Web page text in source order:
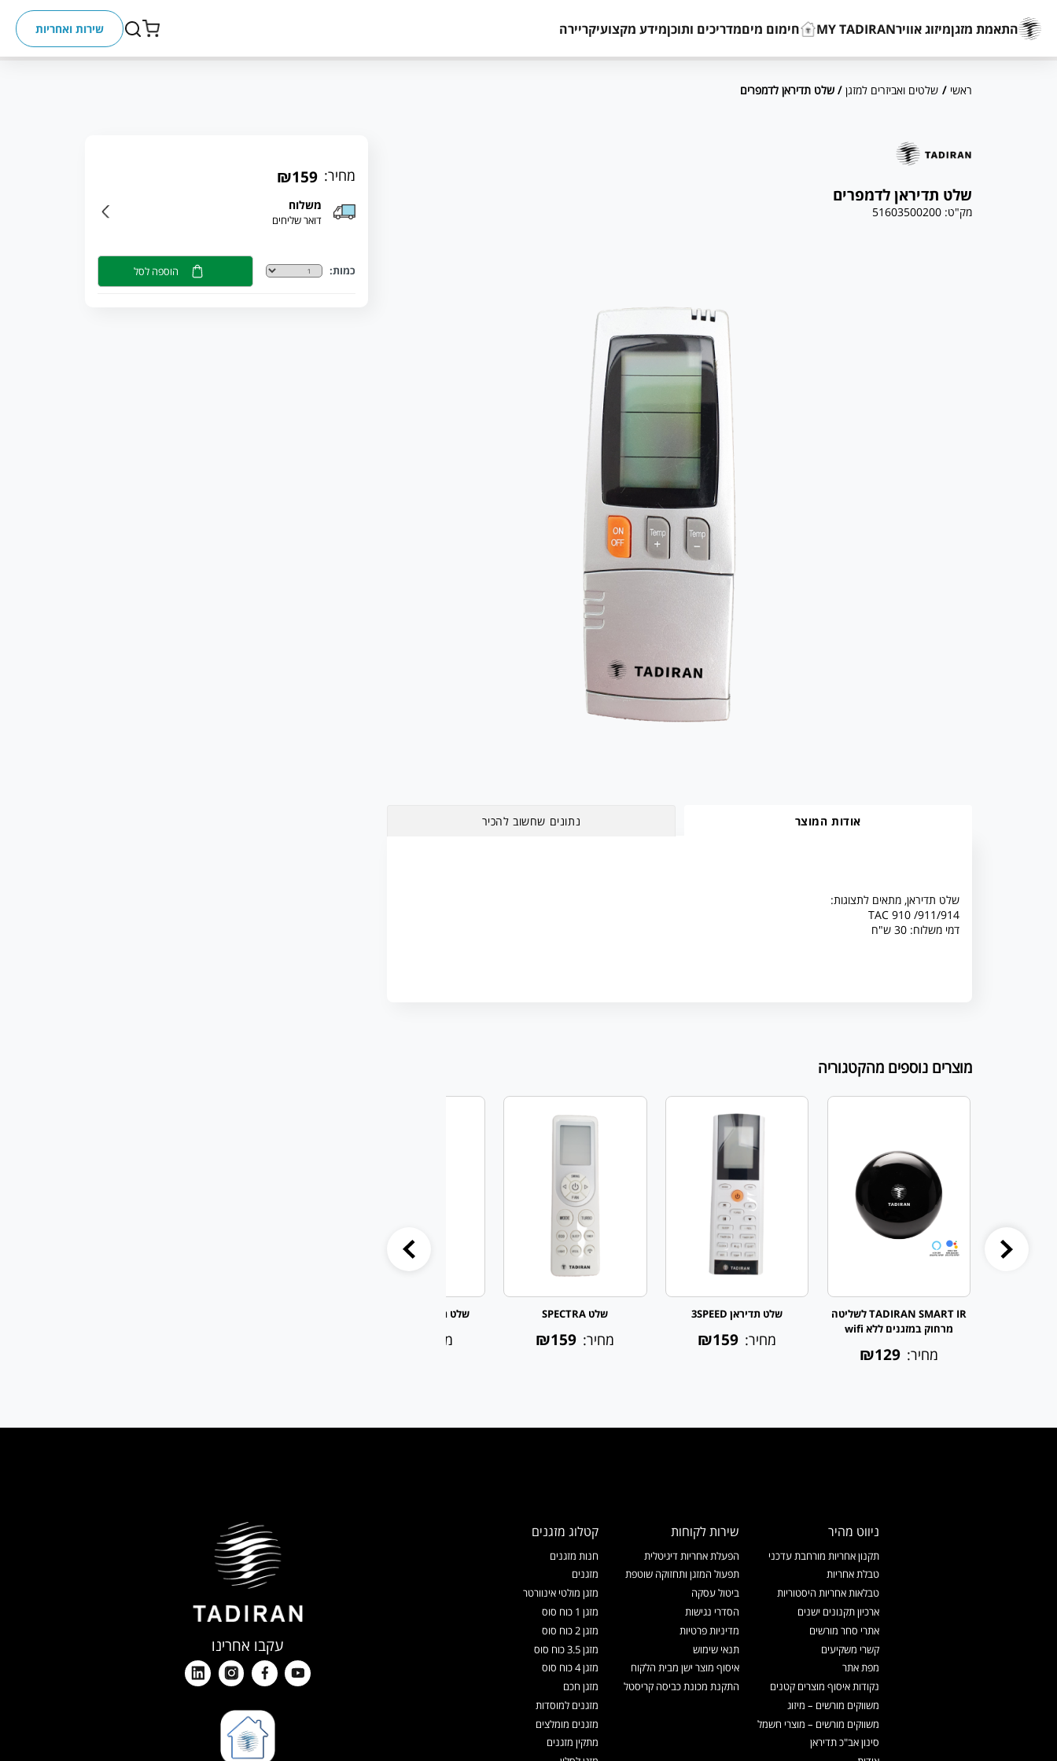
התאמת מזגןמיזוג אווירMY TADIRAN חימום מיםמדריכים ותוכןמידע מקצועיקריירה שירות ואחריות
ראשי / שלטים ואביזרים למזגן / שלט תדיראן לדמפרים
שלט תדיראן לדמפרים
מק"ט:51603500200
אודות המוצר נתונים שחשוב להכיר
:שלט תדיראן, מתאים לתצוגות
TAC 910 /911/914
דמי משלוח: 30 ש"ח
מוצרים נוספים מהקטגוריה
TADIRAN SMART IR לשליטה
מרחוק במזגנים ללא wifi
מחיר: ₪129
שלט תדיראן 3SPEED
מחיר: ₪159
שלט SPECTRA
מחיר: ₪159
שלט תדיראן 300-350 INV
מחיר:
מחיר: ₪159
משלוח
דואר שליחים
כמות: הוספה לסל
ניווט מהיר
תקנון אחריות מורחבת עדכני
טבלת אחריות
טבלאות אחריות היסטוריות
ארכיון תקנונים ישנים
אתרי סחר מורשים
קשרי משקיעים
מפת אתר
נקודות איסוף מוצרים קטנים
משווקים מורשים – מיזוג
משווקים מורשים – מוצרי חשמל
סינון אב"כ תדיראן
שירות לקוחות
הפעלת אחריות דיגיטלית
תפעול המזגן ותחזוקה שוטפת
ביטול עסקה
הסדרי נגישות
מדיניות פרטיות
תנאי שימוש
איסוף מוצר ישן מבית הלקוח
התקנת מכונת כביסה קריסטל
קטלוג מזגנים
חנות מזגנים
מזגנים
מזגן מולטי אינוורטר
מזגן 1 כוח סוס
מזגן 2 כוח סוס
מזגן 3.5 כוח סוס
מזגן 4 כוח סוס
מזגן חכם
מזגנים למוסדות
מזגנים מומלצים
מתקין מזגנים
עקבו אחרינו